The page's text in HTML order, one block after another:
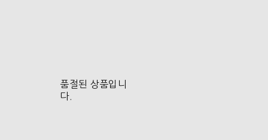
품절된 상품입니
다.